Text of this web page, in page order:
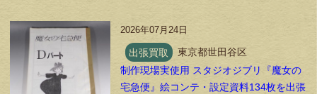
2026年07月24日
出張買取
東京都世田谷区
制作現場実使用 スタジオジブリ『魔女の
宅急便』絵コンテ・設定資料134枚を出張